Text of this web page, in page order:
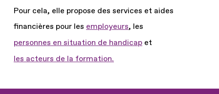
Pour cela, elle propose des services et aides
financières pour les employeurs, les
personnes en situation de handicap et
les acteurs de la formation.